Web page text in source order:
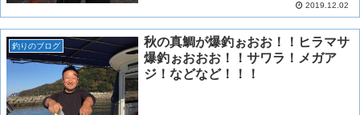
2019.12.02
釣りのブログ
秋の真鯛が爆釣ぉおお！！ヒラマサ
爆釣ぉおおお！！サワラ！メガア
ジ！などなど！！！